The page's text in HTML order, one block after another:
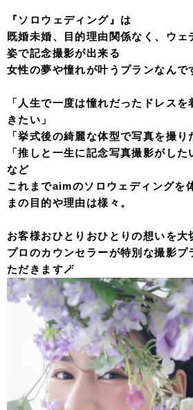
『ソロウェディング』は
既婚未婚、目的理由関係なく、ウェ
姿で記念撮影が出来る
女性の夢や憧れが叶う プランなんで
「人生で一度は憧れだったドレス
きたい」
「挙式後の綺麗な体型で写真を撮り
「推しと一生に記念写真撮影がした
など
これまでaimのソロウェディングを
まの目的や理由は様々。
お客様おひとりおひとりの想いを大
プロのカウンセラーが特別な撮影プ
ただきます🪄